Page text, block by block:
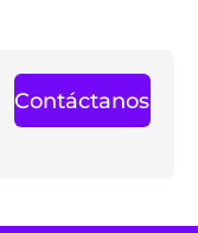
Contáctanos